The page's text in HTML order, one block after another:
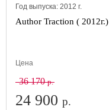
Год выпуска: 2012 г.
Author Traction ( 2012г.)
Цена
36 170р.
24 900 р.